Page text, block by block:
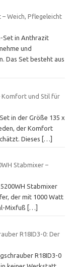
– Weich, Pflegeleicht
Set in Anthrazit
und
Das Set besteht aus
Komfort und Stil für
in der Größe 135 x
der Komfort
Dieses […]
Stabmixer –
Stabmixer
der mit 1000 Watt
Mixfuß
[…]
R18ID3-0: Der
R18ID3-0